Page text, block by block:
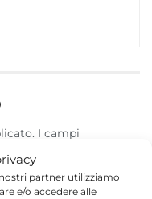
partner utilizziamo
e/o accedere alle
I campi